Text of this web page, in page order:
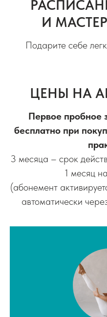
И
Подарите себе
ЦЕНЫ НА
Первое пробное
бесплатно при
3 месяца – срок
1 месяц
(абонемент
автоматически